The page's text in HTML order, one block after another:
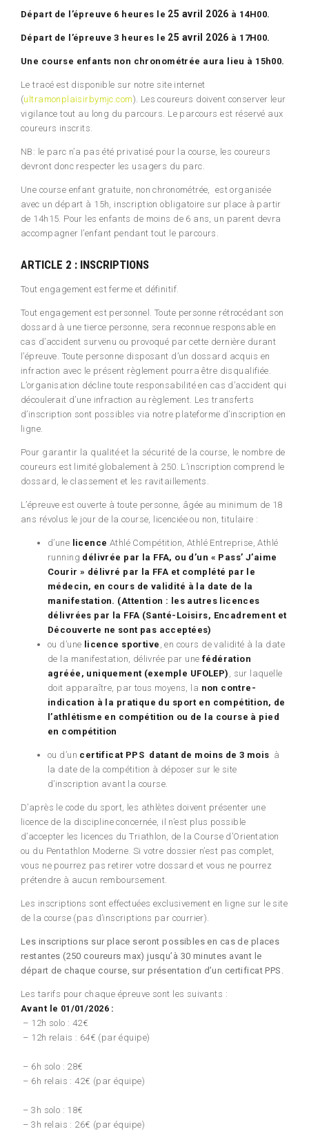
Départ de l’épreuve 6 heures le 25 avril 2026 à 14H00.
Départ de l’épreuve 3 heures le 25 avril 2026 à 17H00.
Une course enfants non chronométrée aura lieu à 15h00.
Le tracé est disponible sur notre site internet
(ultramonplaisirbymjc.com). Les coureurs doivent conserver leur
vigilance tout au long du parcours. Le parcours est réservé aux
coureurs inscrits.
NB: le parc n’a pas été privatisé pour la course, les coureurs
devront donc respecter les usagers du parc.
Une course enfant gratuite, non chronométrée, est organisée
avec un départ à 15h, inscription obligatoire sur place à partir
de 14h15. Pour les enfants de moins de 6 ans, un parent devra
accompagner l’enfant pendant tout le parcours.
ARTICLE 2 : INSCRIPTIONS
Tout engagement est ferme et définitif.
Tout engagement est personnel. Toute personne rétrocédant son
dossard à une tierce personne, sera reconnue responsable en
cas d’accident survenu ou provoqué par cette dernière durant
l’épreuve. Toute personne disposant d’un dossard acquis en
infraction avec le présent règlement pourra être disqualifiée.
L’organisation décline toute responsabilité en cas d’accident qui
découlerait d’une infraction au règlement. Les transferts
d’inscription sont possibles via notre plateforme d’inscription en
ligne.
Pour garantir la qualité et la sécurité de la course, le nombre de
coureurs est limité globalement à 250. L’inscription comprend le
dossard, le classement et les ravitaillements.
L’épreuve est ouverte à toute personne, âgée au minimum de 18
ans révolus le jour de la course, licenciée ou non, titulaire :
d’une licence Athlé Compétition, Athlé Entreprise, Athlé
running délivrée par la FFA, ou d’un « Pass’ J’aime
Courir » délivré par la FFA et complété par le
médecin, en cours de validité à la date de la
manifestation. (Attention : les autres licences
délivrées par la FFA (Santé-Loisirs, Encadrement et
Découverte ne sont pas acceptées)
ou d’une licence sportive , en cours de validité à la date
de la manifestation, délivrée par une fédération
agréée, uniquement (exemple UFOLEP)
, sur laquelle
doit apparaître, par tous moyens, la non contre-
indication à la pratique du sport en compétition, de
l’athlétisme en compétition ou de la course à pied
en compétition
ou d’un certificat PPS datant de moins de 3 mois à
la date de la compétition à déposer sur le site
d’inscription avant la course.
D’après le code du sport, les athlètes doivent présenter une
licence de la discipline concernée, il n’est plus possible
d’accepter les licences du Triathlon, de la Course d’Orientation
ou du Pentathlon Moderne. Si votre dossier n’est pas complet,
vous ne pourrez pas retirer votre dossard et vous ne pourrez
prétendre à aucun remboursement.
Les inscriptions sont effectuées exclusivement en ligne sur le site
de la course (pas d’inscriptions par courrier).
Les inscriptions sur place seront possibles en cas de places
restantes(250 coureurs max)jusqu’à 30 minutes avant le
départ de chaque course, sur présentation d’un certificat PPS.
Les tarifs pour chaque épreuve sont les suivants :
Avant le 01/01/2026 :
– 12h solo : 42€
– 12h relais : 64€ (par équipe)
– 6h solo : 28€
– 6h relais : 42€ (par équipe)
– 3h solo : 18€
– 3h relais : 26€ (par équipe)